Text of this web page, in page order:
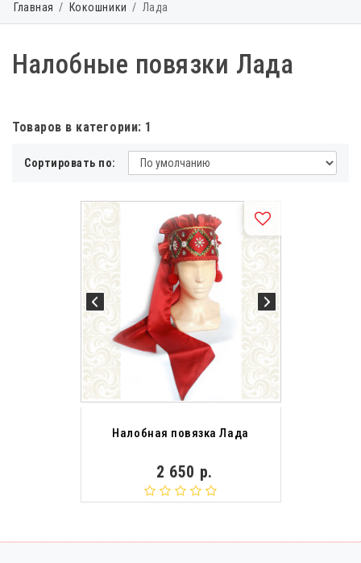
Главная Кокошники Лада
Налобные повязки Лада
Товаров в категории: 1
Сортировать по:
Налобная повязка Лада
2 650 р.